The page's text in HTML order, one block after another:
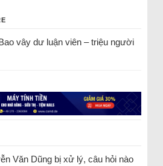
vây dư luận viên – triệu người
Văn Dũng bị xử lý, câu hỏi nào